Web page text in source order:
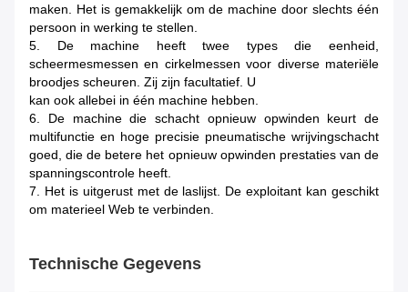
maken. Het is gemakkelijk om de machine door slechts één
persoon in werking te stellen.
5. De machine heeft twee types die eenheid,
scheermesmessen en cirkelmessen voor diverse materiële
broodjes scheuren. Zij zijn facultatief. U
kan ook allebei in één machine hebben.
6. De machine die schacht opnieuw opwinden keurt de
multifunctie en hoge precisie pneumatische wrijvingschacht
goed, die de betere het opnieuw opwinden prestaties van de
spanningscontrole heeft.
7. Het is uitgerust met de laslijst. De exploitant kan geschikt
om materieel Web te verbinden.
Technische Gegevens